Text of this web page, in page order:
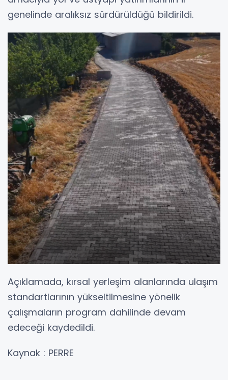
genelinde aralıksız sürdürüldüğü bildirildi.
Açıklamada, kırsal yerleşim alanlarında ulaşım
standartlarının yükseltilmesine yönelik
çalışmaların program dahilinde devam
edeceği kaydedildi.
Kaynak : PERRE